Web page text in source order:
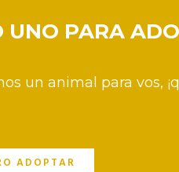
UNO PARA
un animal para vos,
ADOPTAR